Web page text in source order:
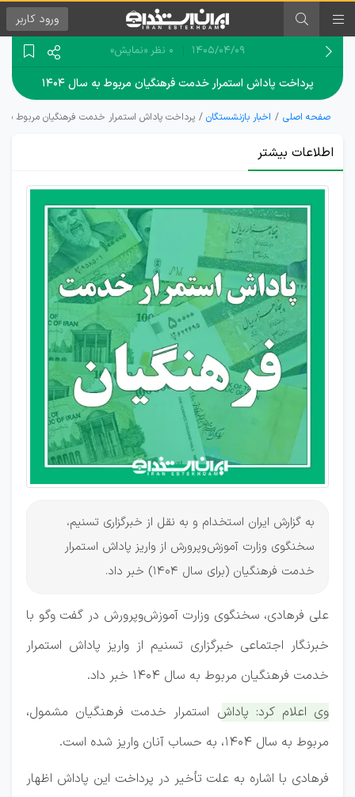
ورود کاربر
۱۴۰۵/۰۴/۰۹ 0 نظر «نمایش»
پرداخت پاداش استمرار خدمت فرهنگیان مربوط به سال ۱۴۰۴
صفحه اصلی اخبار بازنشستگان پرداخت پاداش استمرار خدمت فرهنگیان مربوط به
اطلاعات بیشتر
تأخیر
پرداخت
پاداش
استمرار
خدمت
فرهنگیان
جبران
شد
به گزارش ایران استخدام و به نقل از خبرگزاری تسنیم،
سخنگوی وزارت آموزش‌وپرورش از واریز پاداش استمرار
خدمت فرهنگیان (برای سال 1404) خبر داد.
علی فرهادی، سخنگوی وزارت آموزش‌وپرورش در گفت وگو با
خبرنگار اجتماعی خبرگزاری تسنیم از واریز پاداش استمرار
خدمت فرهنگیان مربوط به سال 1404 خبر داد.
وی اعلام کرد: پاداش استمرار خدمت فرهنگیان مشمول،
مربوط به سال 1404، به حساب آنان واریز شده است.
فرهادی با اشاره به علت تأخیر در پرداخت این پاداش اظهار